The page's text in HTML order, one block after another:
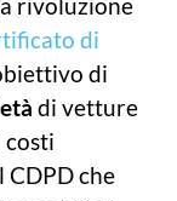
rivoluzione
di
di
di vetture
costi
che